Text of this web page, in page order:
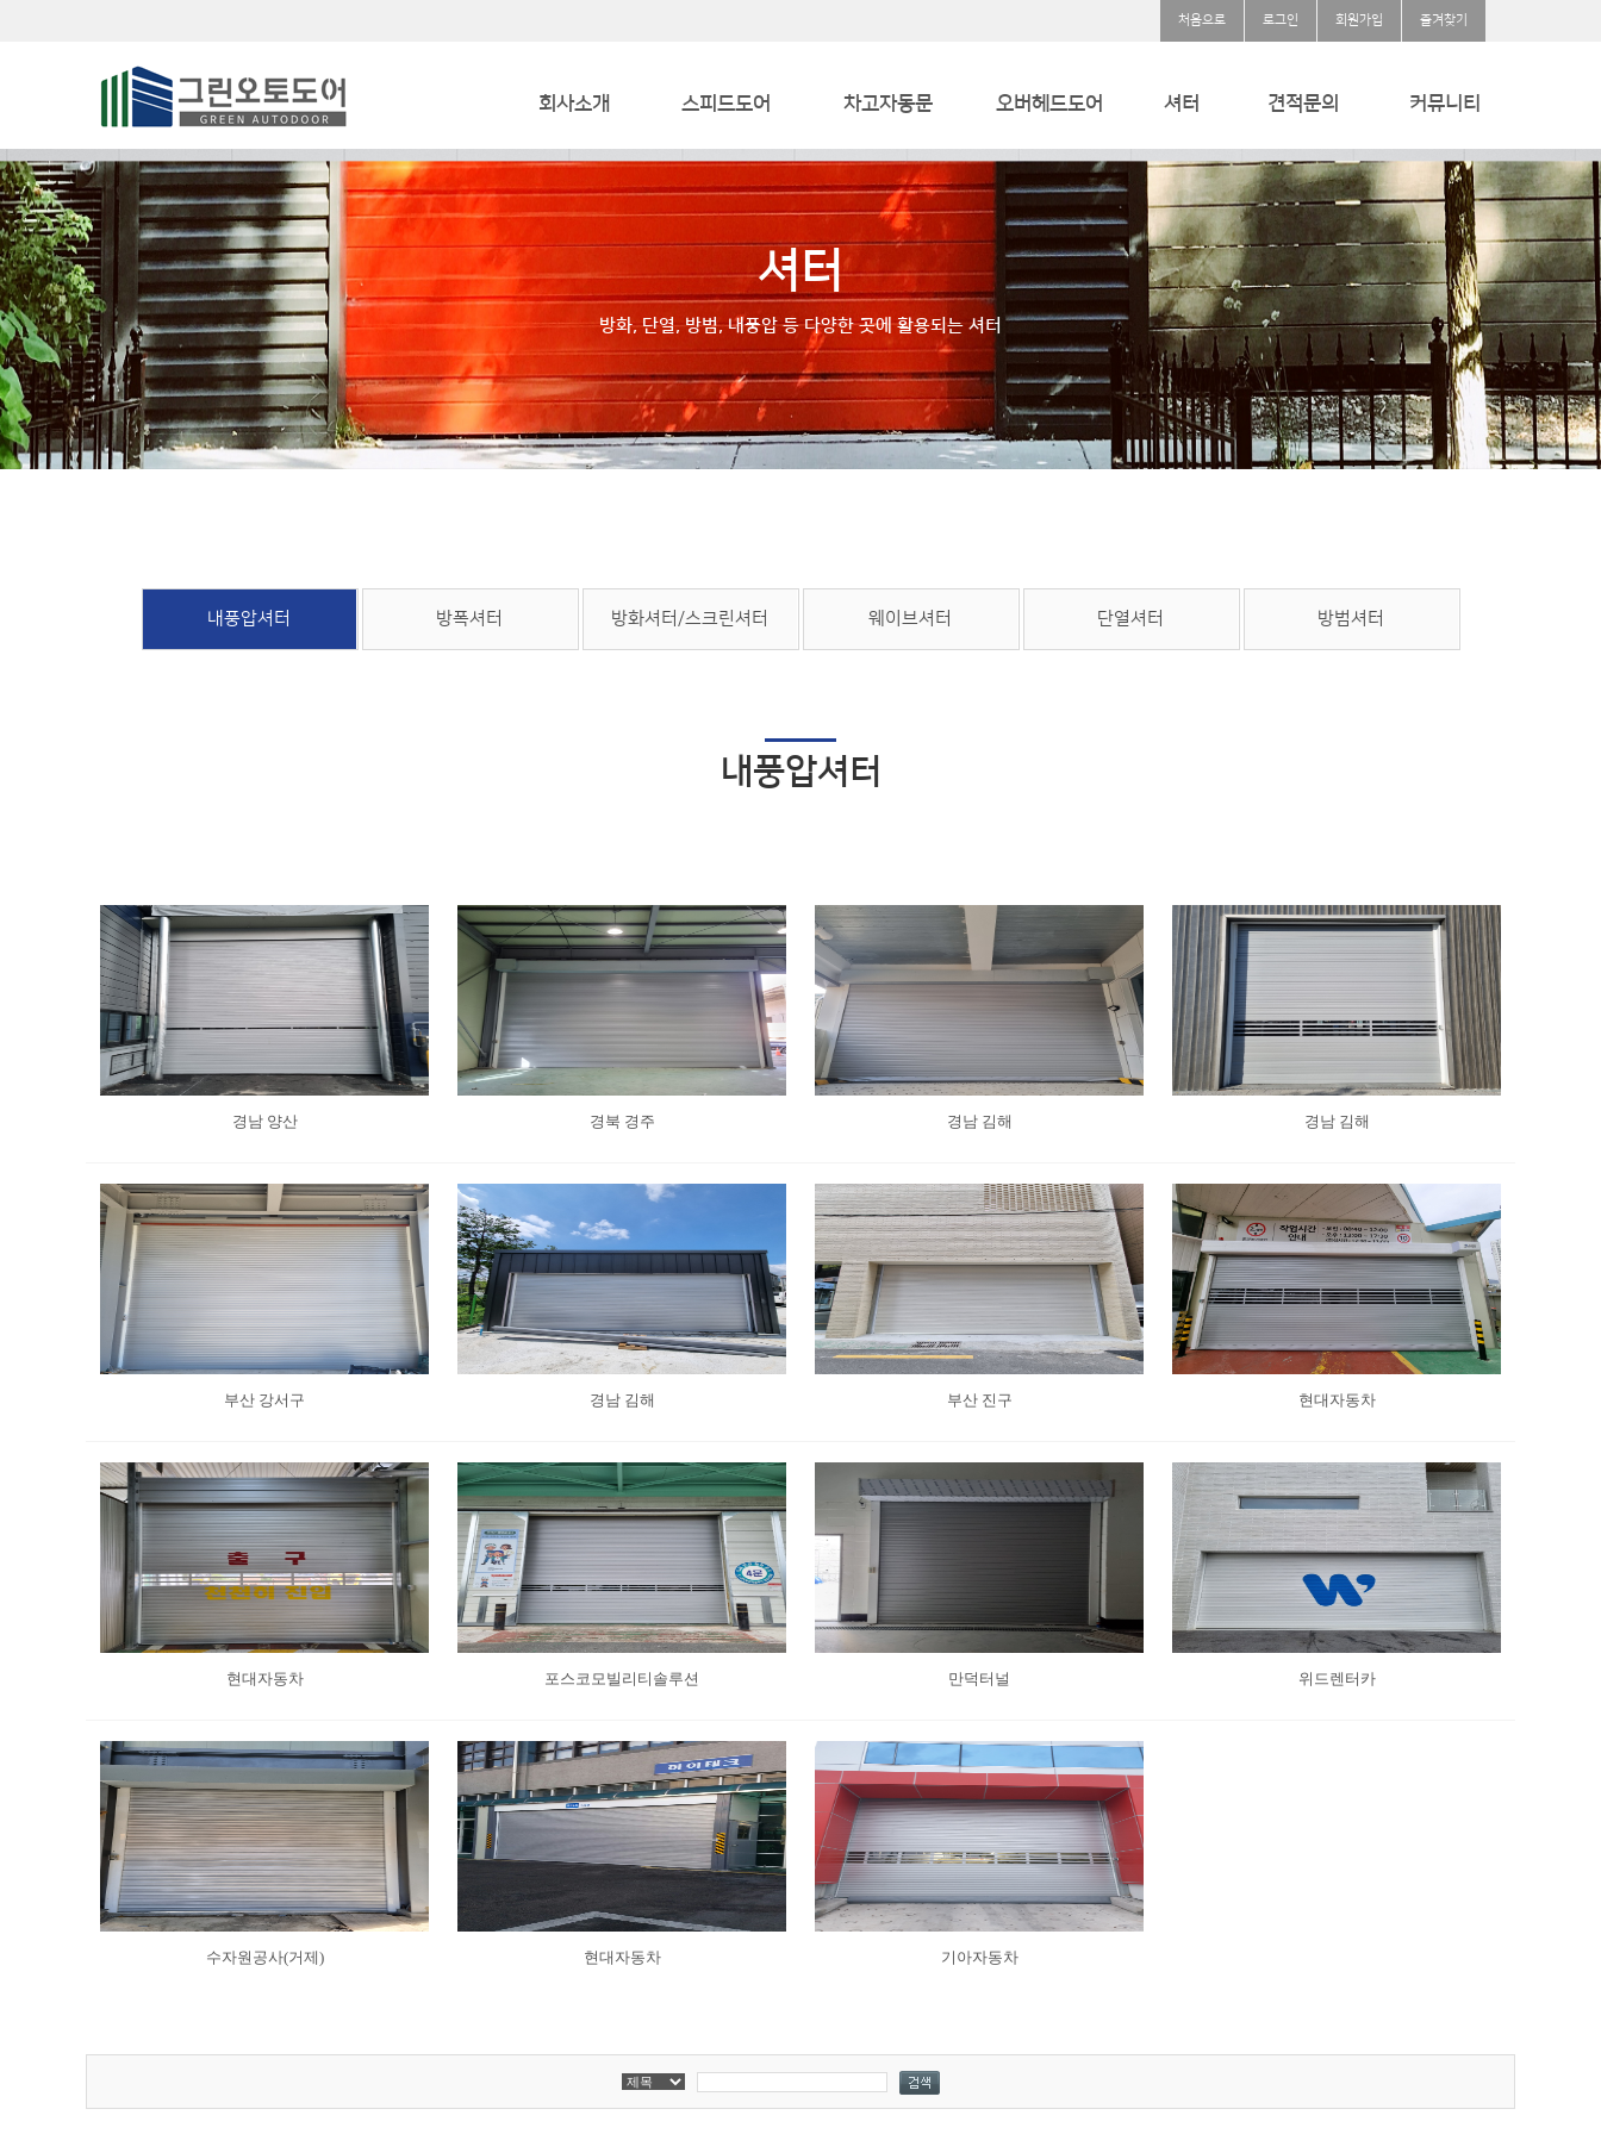
처음으로 로그인 회원가입 즐겨찾기
회사소개
인사말
인증서
오시는 길
스피드도어
대형자동문
호텔/생활시설
차고자동문
차고자동문
오버헤드도어
산업용
냉장도크씰
셔터
내풍압셔터
방폭셔터
방화셔터/스크린셔터
웨이브셔터
단열셔터
방범셔터
견적문의
견적문의
커뮤니티
공지사항
질문과답변
자유게시판
셔터
방화, 단열, 방범, 내풍압 등 다양한 곳에 활용되는 셔터
내풍압셔터 방폭셔터 방화셔터/스크린셔터 웨이브셔터 단열셔터 방범셔터
내풍압셔터
경남 양산 경북 경주 경남 김해 경남 김해
부산 강서구 경남 김해 부산 진구 현대자동차
현대자동차 포스코모빌리티솔루션 만덕터널 위드렌터카
수자원공사(거제) 현대자동차 기아자동차